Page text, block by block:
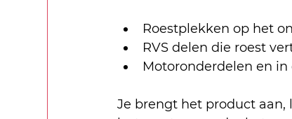
Roestplekken op het
RVS delen die roest
Motoronderdelen en
Je brengt het product aan,